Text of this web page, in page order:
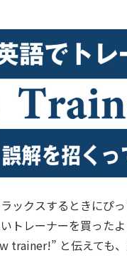
ックスするときにぴ
トレーナーを買った
trainer!” と伝えても